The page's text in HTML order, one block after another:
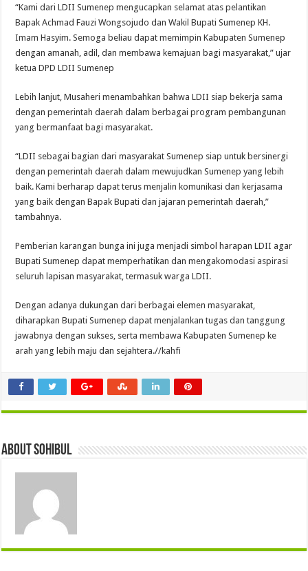
“Kami dari LDII Sumenep mengucapkan selamat atas pelantikan
Bapak Achmad Fauzi Wongsojudo dan Wakil Bupati Sumenep KH.
Imam Hasyim. Semoga beliau dapat memimpin Kabupaten Sumenep
dengan amanah, adil, dan membawa kemajuan bagi masyarakat,” ujar
ketua DPD LDII Sumenep
Lebih lanjut, Musaheri menambahkan bahwa LDII siap bekerja sama
dengan pemerintah daerah dalam berbagai program pembangunan
yang bermanfaat bagi masyarakat.
“LDII sebagai bagian dari masyarakat Sumenep siap untuk bersinergi
dengan pemerintah daerah dalam mewujudkan Sumenep yang lebih
baik. Kami berharap dapat terus menjalin komunikasi dan kerjasama
yang baik dengan Bapak Bupati dan jajaran pemerintah daerah,”
tambahnya.
Pemberian karangan bunga ini juga menjadi simbol harapan LDII agar
Bupati Sumenep dapat memperhatikan dan mengakomodasi aspirasi
seluruh lapisan masyarakat, termasuk warga LDII.
Dengan adanya dukungan dari berbagai elemen masyarakat,
diharapkan Bupati Sumenep dapat menjalankan tugas dan tanggung
jawabnya dengan sukses, serta membawa Kabupaten Sumenep ke
arah yang lebih maju dan sejahtera.//kahfi
About sohibul